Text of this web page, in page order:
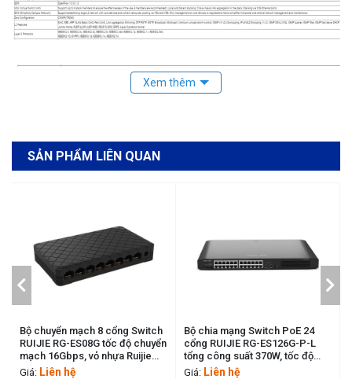
SẢN PHẨM LIÊN QUAN
Bộ chuyển mạch 8 cổng Switch
RUIJIE RG-ES08G tốc độ chuyển
mạch 16Gbps, vỏ nhựa Ruijie
RG-ES08G
Giá: Liên hệ
Bộ chia mạng Switch PoE 24
cổng RUIJIE RG-ES126G-P-L
tổng công suất 370W, tốc độ
52Gbps Ruijie RG-ES126G-P-L
Giá: Liên hệ